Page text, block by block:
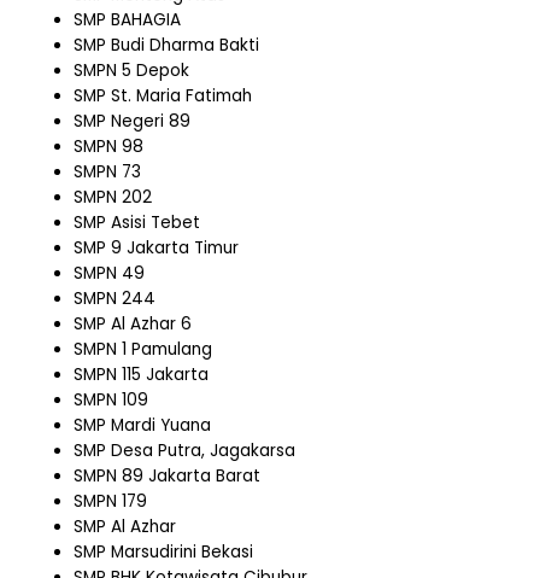
SMP BAHAGIA
SMP Budi Dharma Bakti
SMPN 5 Depok
SMP St. Maria Fatimah
SMP Negeri 89
SMPN 98
SMPN 73
SMPN 202
SMP Asisi Tebet
SMP 9 Jakarta Timur
SMPN 49
SMPN 244
SMP Al Azhar 6
SMPN 1 Pamulang
SMPN 115 Jakarta
SMPN 109
SMP Mardi Yuana
SMP Desa Putra, Jagakarsa
SMPN 89 Jakarta Barat
SMPN 179
SMP Al Azhar
SMP Marsudirini Bekasi